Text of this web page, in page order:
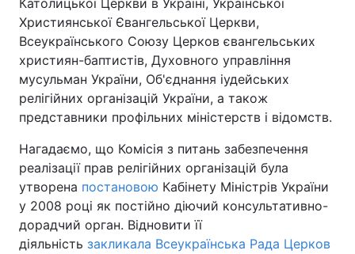
Католицької Церкви в Україні, Української
Християнської Євангельської Церкви,
Всеукраїнського Союзу Церков євангельських
християн-баптистів, Духовного управління
мусульман України, Об'єднання іудейських
релігійних організацій України, а також
представники профільних міністерств і відомств.
Нагадаємо, що Комісія з питань забезпечення
реалізації прав релігійних організацій була
утворена постановою Кабінету Міністрів України
у 2008 році як постійно діючий консультативно-
дорадчий орган. Відновити її
діяльність закликала Всеукраїнська Рада Церков